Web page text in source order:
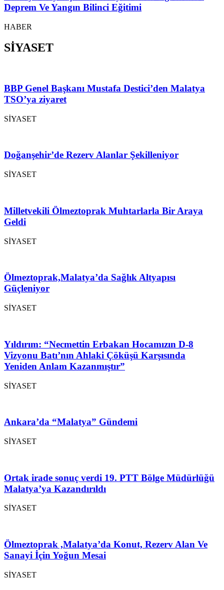
Deprem Ve Yangın Bilinci Eğitimi
HABER
SİYASET
BBP Genel Başkanı Mustafa Destici’den Malatya
TSO’ya ziyaret
SİYASET
Doğanşehir’de Rezerv Alanlar Şekilleniyor
SİYASET
Milletvekili Ölmeztoprak Muhtarlarla Bir Araya
Geldi
SİYASET
Ölmeztoprak,Malatya’da Sağlık Altyapısı
Güçleniyor
SİYASET
Yıldırım: “Necmettin Erbakan Hocamızın D-8
Vizyonu Batı’nın Ahlaki Çöküşü Karşısında
Yeniden Anlam Kazanmıştır”
SİYASET
Ankara’da “Malatya” Gündemi
SİYASET
Ortak irade sonuç verdi 19. PTT Bölge Müdürlüğü
Malatya’ya Kazandırıldı
SİYASET
Ölmeztoprak ,Malatya’da Konut, Rezerv Alan Ve
Sanayi İçin Yoğun Mesai
SİYASET